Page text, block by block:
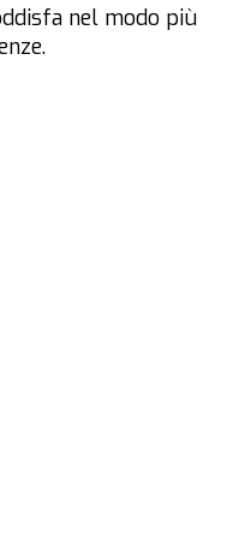
nel modo più